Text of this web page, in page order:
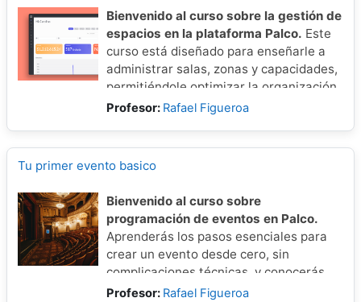
Bienvenido al curso sobre la gestión de
espacios en la plataforma Palco. Este
curso está diseñado para enseñarle a
administrar salas, zonas y capacidades,
permitiéndole optimizar la organización
y operatividad de loseventos
Profesor: Rafael Figueroa
Tu primer evento basico
Bienvenido al curso sobre
programación de eventos en Palco.
Aprenderás los pasos esenciales para
crear un evento desde cero, sin
complicaciones técnicas, y conocerás
las herramientas básicas para dejarlo
Profesor: Rafael Figueroa